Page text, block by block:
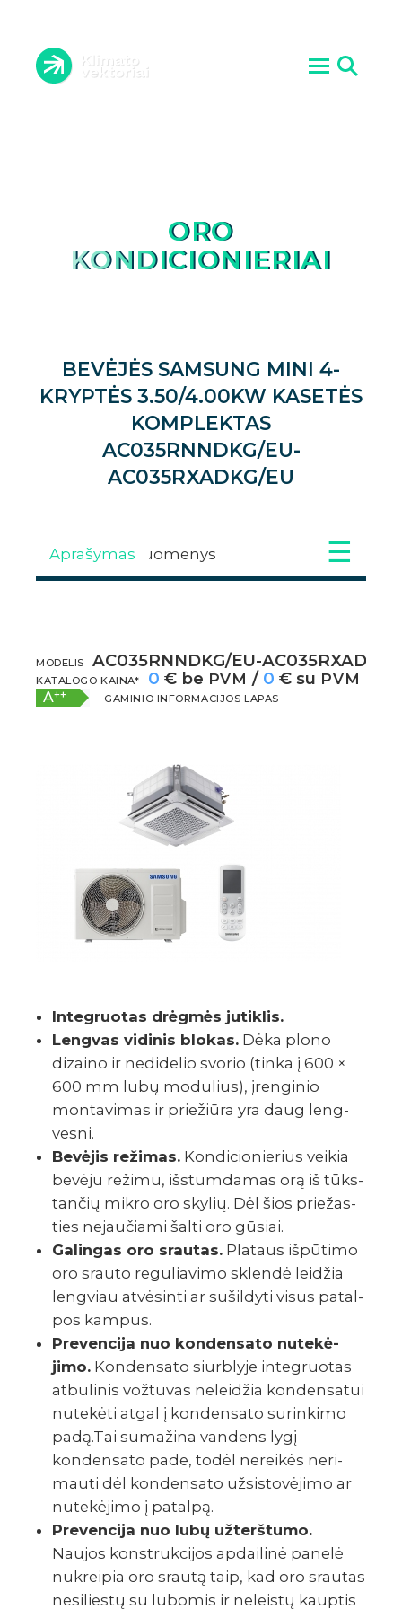
ORO
KONDICIONIERIAI
BEVĖJĖS SAMSUNG MINI 4-
KRYPTĖS 3.50/4.00KW KASETĖS
KOMPLEKTAS
AC035RNNDKG/EU-
AC035RXADKG/EU
Aprašymas
Techniniai duomenys
Galerija
APRAŠYMAS
MODELIS AC035RNNDKG/EU-AC035RXADKG/
KATALOGO KAINA* 0 € be PVM / 0 € su PVM
A++ GAMINIO INFORMACIJOS LAPAS
Inte­gruo­tas drėg­mės jutik­lis.
Leng­vas vidi­nis blokas. Dėka plono
dizaino ir nedi­de­lio svorio (tinka į 600 ×
600 mm lubų modu­lius), įren­gi­nio
monta­vi­mas ir prie­žiūra yra daug leng­
vesni.
Bevė­jis reži­mas. Kondi­cio­nie­rius veikia
bevėju režimu, išstum­da­mas orą iš tūks­
tan­čių mikro oro skylių. Dėl šios prie­žas­
ties nejau­čiami šalti oro gūsiai.
Galin­gas oro srau­tas. Plataus išpū­timo
oro srauto regu­lia­vimo sklendė leidžia
leng­viau atvė­sinti ar sušil­dyti visus patal­
pos kampus.
Preven­cija nuo konden­sato nute­kė­
jimo. Konden­sato siurb­lyje inte­gruo­tas
atbu­li­nis vožtu­vas nelei­džia konden­sa­tui
nute­kėti atgal į konden­sato surin­kimo
padą.Tai suma­žina vandens lygį
konden­sato pade, todėl nerei­kės neri­
mauti dėl konden­sato užsi­sto­vė­jimo ar
nute­kė­jimo į patalpą.
Preven­cija nuo lubų užterš­tumo.
Naujos konst­ruk­ci­jos apdai­linė panelė
nukrei­pia oro srautą taip, kad oro srau­tas
nesi­liestų su lubo­mis ir neleistų kaup­tis